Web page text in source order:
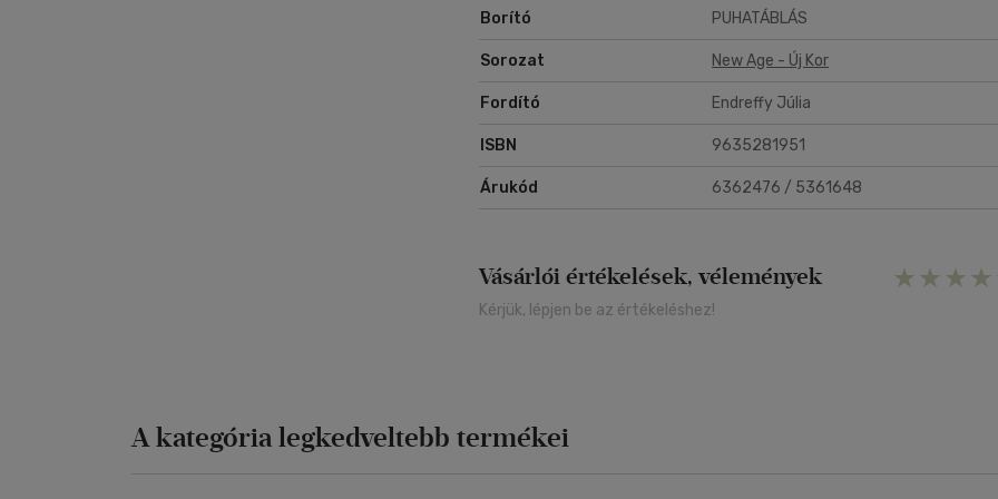
Borító PUHATÁBLÁS
Sorozat New Age - Új Kor
Fordító Endreffy Júlia
ISBN 9635281951
Árukód 6362476 / 5361648
Vásárlói értékelések, vélemények
Kérjük, lépjen be az értékeléshez!
A kategória legkedveltebb termékei